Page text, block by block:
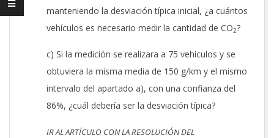
manteniendo la desviación típica inicial, ¿a cuántos
vehículos es necesario medir la cantidad de CO2?
c) Si la medición se realizara a 75 vehículos y se
obtuviera la misma media de 150 g/km y el mismo
intervalo del apartado a), con una confianza del
86%, ¿cuál debería ser la desviación típica?
IR AL ARTÍCULO CON LA RESOLUCIÓN DEL